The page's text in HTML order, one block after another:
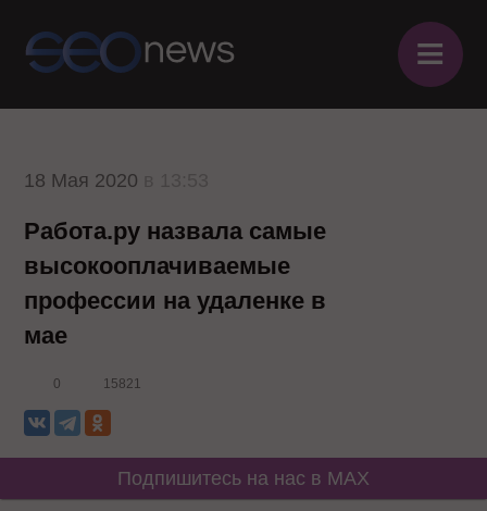
≡
18 Мая 2020
Работа.ру назвала самые
высокооплачиваемые
профессии на удаленке в
мае
0 15821
Подпишитесь на нас в MAX